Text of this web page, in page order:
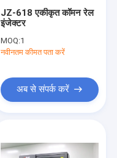
JZ-618 एकीकृत कॉमन रेल
इंजेक्टर
MOQ:1
नवीनतम कीमत पता करें
अब से संपर्क करें